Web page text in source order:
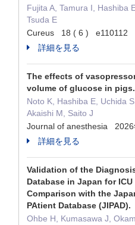
Fujita A, Tamura I, Hashiba
Tsuda E
Cureus 18 ( 6 ) e110112
詳細を見る
The effects of
volume of glucose in pigs.
Noto K, Hashiba E, Uchida
Akaishi M, Saito J
Journal of anesthesia 2026
詳細を見る
Validation of the
Database in Japan for
Comparison with the
PAtient Database (JIPAD).
Ohbe H, Kumasawa J,